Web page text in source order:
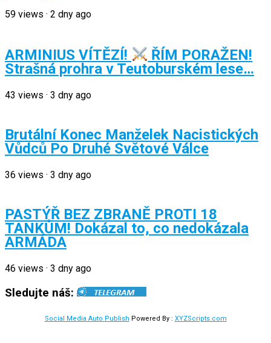
59 views · 2 dny ago
ARMINIUS VÍTĚZÍ!
ŘÍM PORAŽEN!
Strašná prohra v Teutoburském lese…
43 views · 3 dny ago
Brutální Konec Manželek Nacistických
Vůdců Po Druhé Světové Válce
36 views · 3 dny ago
PASTÝŘ BEZ ZBRANĚ PROTI 18
TANKŮM! Dokázal to, co nedokázala
ARMÁDA
46 views · 3 dny ago
Sledujte náš:
Social Media Auto Publish Powered By : XYZScripts.com